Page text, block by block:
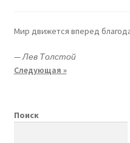
Мир движется вперед
—Лев Толстой
Следующая »
Поиск